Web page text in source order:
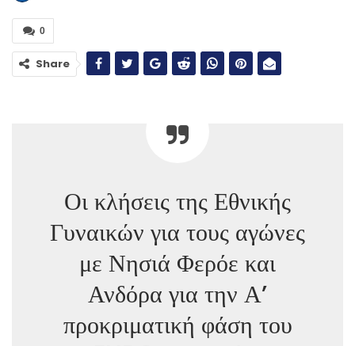
0
Share
Οι κλήσεις της Εθνικής
Γυναικών για τους αγώνες
με Νησιά Φερόε και
Ανδόρα για την Α’
προκριματική φάση του